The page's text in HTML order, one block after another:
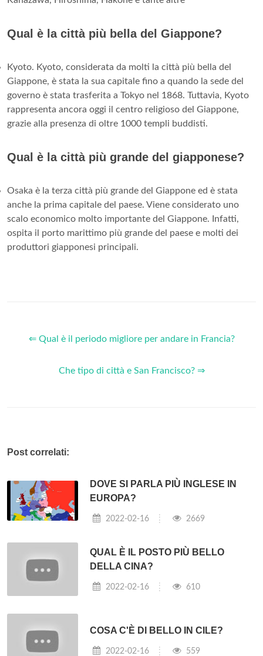
Qual è la città più bella del Giappone?
Kyoto. Kyoto, considerata da molti la città più bella del
Giappone, è stata la sua capitale fino a quando la sede del
governo è stata trasferita a Tokyo nel 1868. Tuttavia, Kyoto
rappresenta ancora oggi il centro religioso del Giappone,
grazie alla presenza di oltre 1000 templi buddisti.
Qual è la città più grande del giapponese?
Osaka è la terza città più grande del Giappone ed è stata
anche la prima capitale del paese. Viene considerato uno
scalo economico molto importante del Giappone. Infatti,
ospita il porto marittimo più grande del paese e molti dei
produttori giapponesi principali.
⇐ Qual è il periodo migliore per andare in Francia?
Che tipo di città e San Francisco? ⇒
Post correlati:
DOVE SI PARLA PIÙ INGLESE IN
EUROPA?
2022-02-16 2669
QUAL È IL POSTO PIÙ BELLO
DELLA CINA?
2022-02-16 610
COSA C'È DI BELLO IN CILE?
2022-02-16 559